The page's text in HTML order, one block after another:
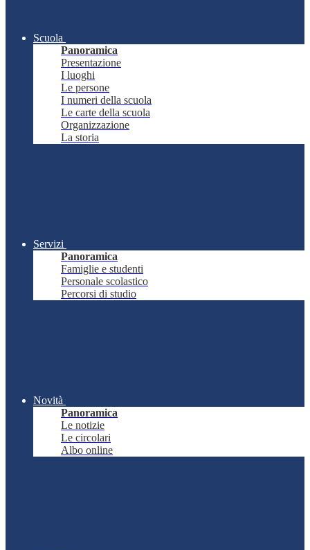
Scuola
Panoramica
Presentazione
I luoghi
Le persone
I numeri della scuola
Le carte della scuola
Organizzazione
La storia
Servizi
Panoramica
Famiglie e studenti
Personale scolastico
Percorsi di studio
Novità
Panoramica
Le notizie
Le circolari
Albo online